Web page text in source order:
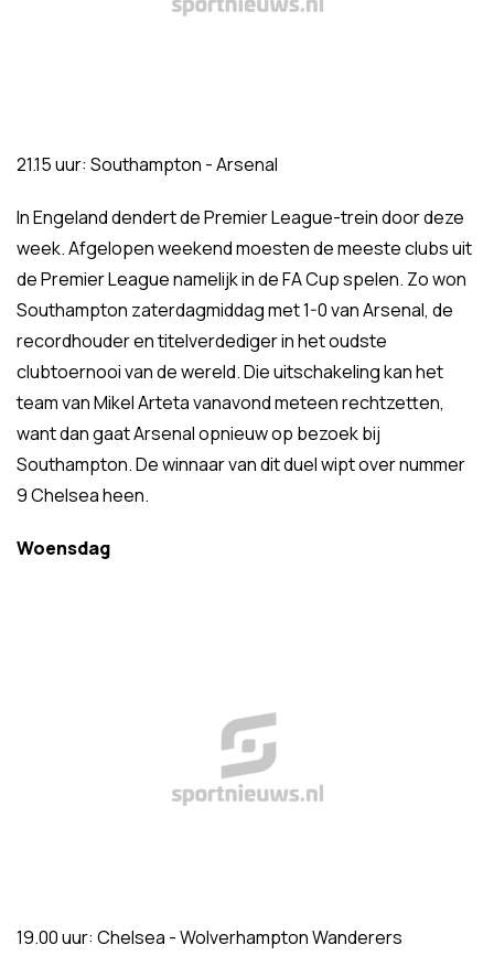
21.15 uur: Southampton - Arsenal
In Engeland dendert de Premier League-trein door deze
week. Afgelopen weekend moesten de meeste clubs uit
de Premier League namelijk in de FA Cup spelen. Zo won
Southampton zaterdagmiddag met 1-0 van Arsenal, de
recordhouder en titelverdediger in het oudste
clubtoernooi van de wereld. Die uitschakeling kan het
team van Mikel Arteta vanavond meteen rechtzetten,
want dan gaat Arsenal opnieuw op bezoek bij
Southampton. De winnaar van dit duel wipt over nummer
9 Chelsea heen.
Woensdag
19.00 uur: Chelsea - Wolverhampton Wanderers